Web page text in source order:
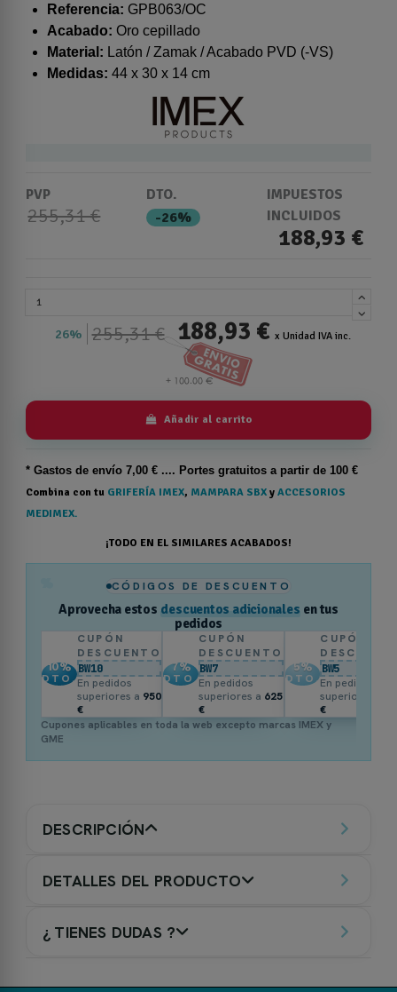
Referencia: GPB063/OC
Acabado: Oro cepillado
Material: Latón / Zamak / Acabado PVD (-VS)
Medidas: 44 x 30 x 14 cm
PVP
255,31 €
DTO.
-26%
IMPUESTOS
INCLUIDOS
188,93 €
26% 255,31 € 188,93 € x Unidad IVA inc.
Añadir al carrito
* Gastos de envío 7,00 € .... Portes gratuitos a partir de 100 €
Combina con tu GRIFERÍA IMEX, MAMPARA SBX y ACCESORIOS
MEDIMEX.
¡TODO EN EL SIMILARES ACABADOS!
CÓDIGOS DE DESCUENTO
Aprovecha estos descuentos adicionales en tus
pedidos
10%
DTO.
CUPÓN
DESCUENTO
BW10
En pedidos
superiores a 950
€
7%
DTO.
CUPÓN
DESCUENTO
BW7
En pedidos
superiores a 625
€
5%
DTO.
CUPÓN
BW5
En pedidos
superiores a
€
Cupones aplicables en toda la web excepto marcas IMEX y
GME
DESCRIPCIÓN
DETALLES DEL PRODUCTO
¿ TIENES DUDAS ?